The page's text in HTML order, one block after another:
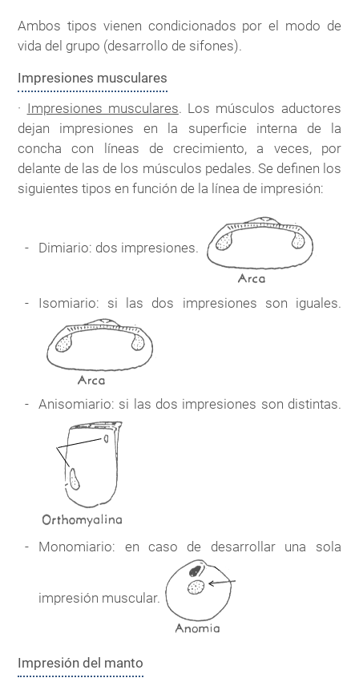
Ambos tipos vienen condicionados por el modo de
vida del grupo (desarrollo de sifones).
Impresiones musculares
· Impresiones musculares. Los músculos aductores
dejan impresiones en la superficie interna de la
concha con líneas de crecimiento, a veces, por
delante de las de los músculos pedales. Se definen los
siguientes tipos en función de la línea de impresión:
Dimiario: dos impresiones.
Isomiario: si las dos impresiones son iguales.
Anisomiario: si las dos impresiones son distintas.
Monomiario: en caso de desarrollar una sola
impresión muscular.
Impresión del manto